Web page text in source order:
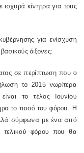
κίνητρα για τους
για ενίσχυση
άξονες:
σε περίπτωση που ο
το 2015 νωρίτερα
το τέλος Ιουνίου
το ποσό του φόρου. Η
σύμφωνα με ένα από
τελικού φόρου που θα